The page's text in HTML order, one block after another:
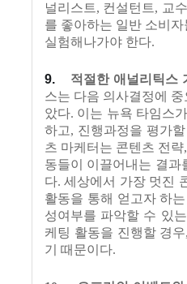
널리스트, 컨설턴트, 교
를 좋아하는 일반 소비
실험해나가야 한다.
9. 적절한 애널리틱스
스는 다음 의사결정에
았다. 이는 뉴욕 타임스
하고, 진행과정을 평가
츠 마케터는 콘텐츠 전략,
동들이 이끌어내는 결
다.세상에서 가장 멋진
활동을 통해 얻고자 하
성여부를 파악할 수 있
케팅 활동을 진행할 경우
기 때문이다.